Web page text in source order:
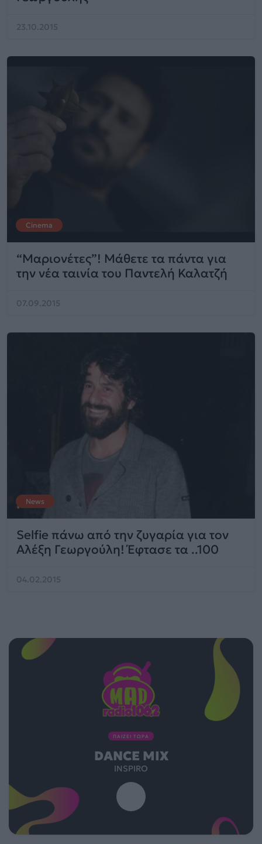
23.10.2015
Cinema
“Μαριονέτες”! Μάθετε τα πάντα για
την νέα ταινία του Παντελή Καλατζή
07.09.2015
News
Selfie πάνω από την ζυγαρία για τον
Αλέξη Γεωργούλη! Έφτασε τα ..100
04.02.2015
ΠΑΙΖΕΙ ΤΩΡΑ
DANCE MIX
INSPIRO